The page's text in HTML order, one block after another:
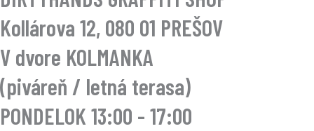
Kollárova 12, 080 01 PREŠOV
V dvore KOLMANKA
(piváreň / letná terasa)
PONDELOK 13:00 - 17:00